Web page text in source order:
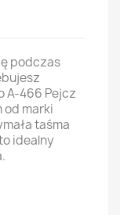
podczas
A-466 Pejcz
od marki
taśma
idealny